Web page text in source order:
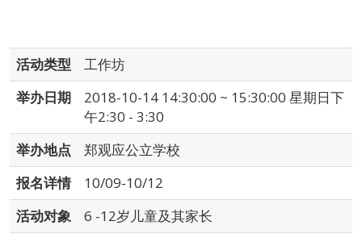
活动类型
工作坊
举办日期
2018-10-14 14:30:00 ~ 15:30:00 星期日下
午2:30 - 3:30
举办地点
郑观应公立学校
报名详情
10/09-10/12
活动对象
6 -12岁儿童及其家长